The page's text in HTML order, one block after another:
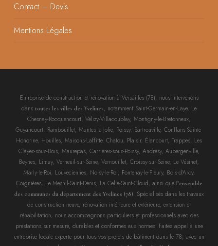
Contact – Devis
Mentions Légales
Entreprise de construction et rénovation à Versailles (78), nous intervenons
dans toutes les villes des Yvelines, notamment Saint-Germain-en-Laye, Le
Chesnay-Rocquencourt, Vélizy-Villacoublay, Montigny-le-Bretonneux,
Guyancourt, Rambouillet, Mantes-la-Jolie, Poissy, Sartrouville, Conflans-Sainte-
Honorine, Houilles, Maisons-Laffitte, Chatou, Plaisir, Élancourt, Trappes, Les
Clayes-sous-Bois, Maurepas, Carrières-sous-Poissy, Andrésy, Aubergenville,
Beynes, Limay, Verneuil-sur-Seine, Vernouillet, Croissy-sur-Seine, Le Vésinet,
Marly-le-Roi, Louveciennes, Noisy-le-Roi, Fontenay-le-Fleury, Bois-d’Arcy,
Coignières, Le Mesnil-Saint-Denis, La Celle-Saint-Cloud, ainsi que l’ensemble
des communes du département des Yvelines (78). Spécialisés dans les travaux
de construction neuve, rénovation intérieure et extérieure, extension et
réhabilitation, nous accompagnons particuliers et professionnels avec des
prestations sur mesure, durables et conformes aux normes. Faites appel à une
entreprise locale experte pour tous vos projets de bâtiment dans le 78, avec un